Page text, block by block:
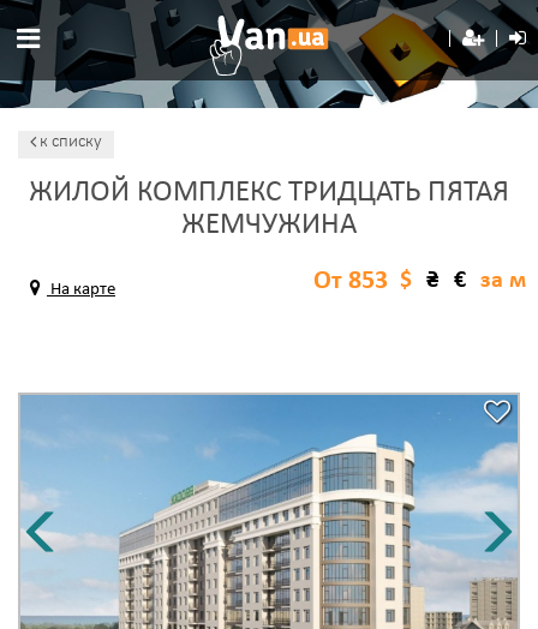
к списку
ЖИЛОЙ КОМПЛЕКС ТРИДЦАТЬ ПЯТАЯ
ЖЕМЧУЖИНА
На карте $ ₴ € за м
От 853